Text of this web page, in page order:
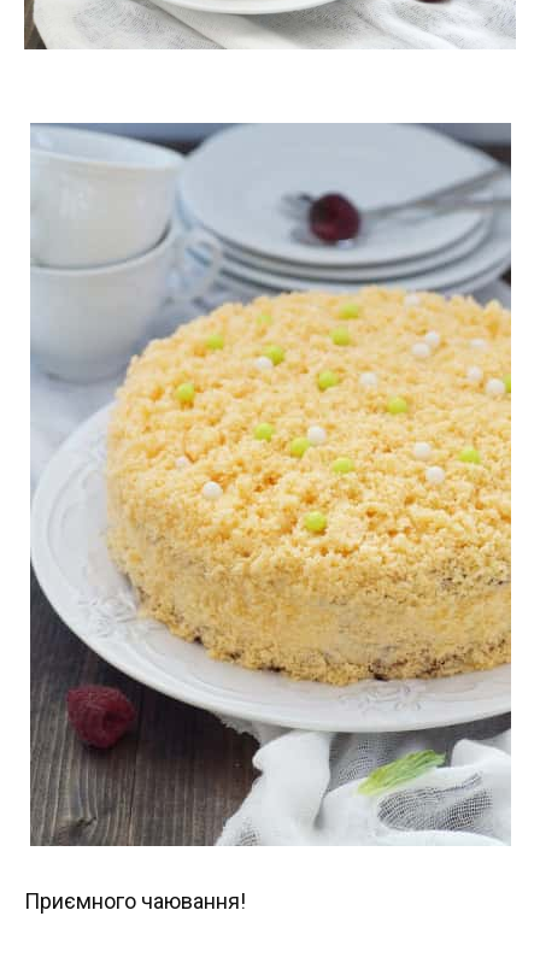
Приємного чаювання!